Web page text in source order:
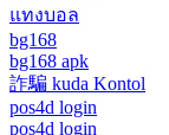
แทงบอล
bg168
bg168 apk
詐騙 kuda Kontol
pos4d login
pos4d login